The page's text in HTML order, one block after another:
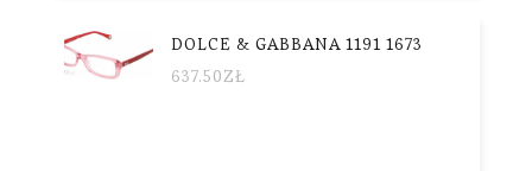
DOLCE & GABBANA 1191 1673
637.50ZŁ